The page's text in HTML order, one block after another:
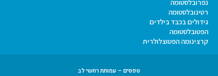
נפרובלסטומה
רטינובלסטומה
גידולים בכבד בילדים
הפטובלסטומה
קרצינומה הפטוצלולרית
טפסים – עמותת רחשי לב